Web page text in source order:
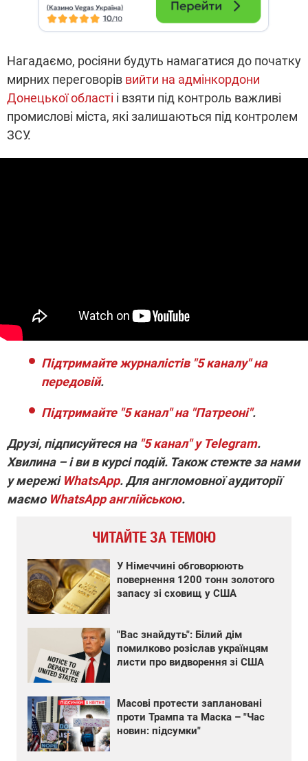
Нагадаємо, росіяни будуть намагатися до початку
мирних переговорів вийти на адмінкордони
Донецької області і взяти під контроль важливі
промислові міста, які залишаються під контролем
ЗСУ.
Підтримайте журналістів "5 каналу" на
передовій.
Підтримайте "5 канал" на "Патреоні".
Друзі, підписуйтеся на "5 канал" у Telegram.
Хвилина – і ви в курсі подій. Також стежте за нами
у мережі WhatsApp. Для англомовної аудиторії
маємо WhatsApp англійською.
ЧИТАЙТЕ ЗА ТЕМОЮ
У Німеччині обговорюють
повернення 1200 тонн золотого
запасу зі сховищ у США
"Вас знайдуть": Білий дім
помилково розіслав українцям
листи про видворення зі США
Масові протести заплановані
проти Трампа та Маска – "Час
новин: підсумки"